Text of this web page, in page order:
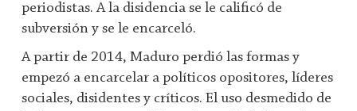
periodistas. A la disidencia se le calificó de
subversión y se le encarceló.
A partir de 2014, Maduro perdió las formas y
empezó a encarcelar a políticos opositores, líderes
sociales, disidentes y críticos. El uso desmedido de